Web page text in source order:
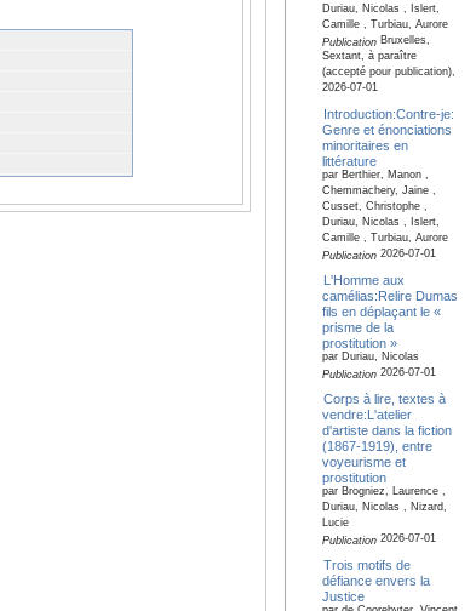
Duriau, Nicolas , Islert,
Camille , Turbiau, Aurore
PublicationBruxelles,
Sextant, à paraître
(accepté pour publication),
2026-07-01
Introduction:Contre-je:
Genre et énonciations
minoritaires en
littérature
par Berthier, Manon ,
Chemmachery, Jaine ,
Cusset, Christophe ,
Duriau, Nicolas , Islert,
Camille , Turbiau, Aurore
Publication2026-07-01
L'Homme aux
camélias:Relire Dumas
fils en déplaçant le «
prisme de la
prostitution »
par Duriau, Nicolas
Publication2026-07-01
Corps à lire, textes à
vendre:L'atelier
d'artiste dans la fiction
(1867-1919), entre
voyeurisme et
prostitution
par Brogniez, Laurence ,
Duriau, Nicolas , Nizard,
Lucie
Publication2026-07-01
Trois motifs de
défiance envers la
Justice